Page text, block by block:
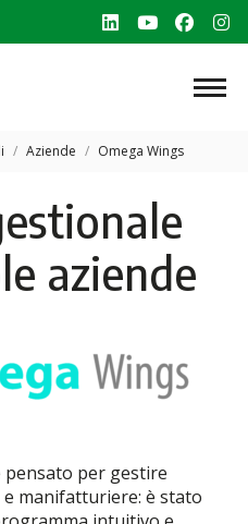
Linkedin
new
YouTube
opens
new
opens
Aziende Omega Wings
aziende
pensato per gestire
manifatturiere: è stato